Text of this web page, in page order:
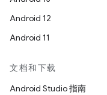
Android 12
Android 11
文档和下载
Android Studio 指南